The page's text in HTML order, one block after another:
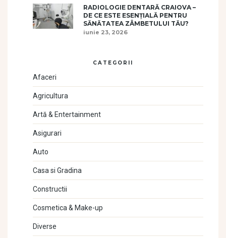
RADIOLOGIE DENTARĂ CRAIOVA –
DE CE ESTE ESENȚIALĂ PENTRU
SĂNĂTATEA ZÂMBETULUI TĂU?
iunie 23, 2026
CATEGORII
Afaceri
Agricultura
Artă & Entertainment
Asigurari
Auto
Casa si Gradina
Constructii
Cosmetica & Make-up
Diverse